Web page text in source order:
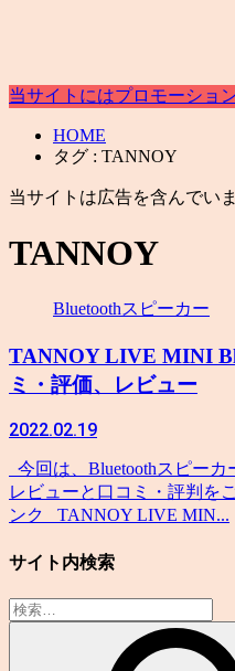
当サイトにはプロモーショ
HOME
タグ : TANNOY
当サイトは広告を含んでい
TANNOY
Bluetoothスピーカー
TANNOY LIVE MINI
ミ・評価、レビュー
2022.02.19
今回は、Bluetoothスピー
レビューと口コミ・評判
ンク TANNOY LIVE MIN...
サイト内検索
検
索: